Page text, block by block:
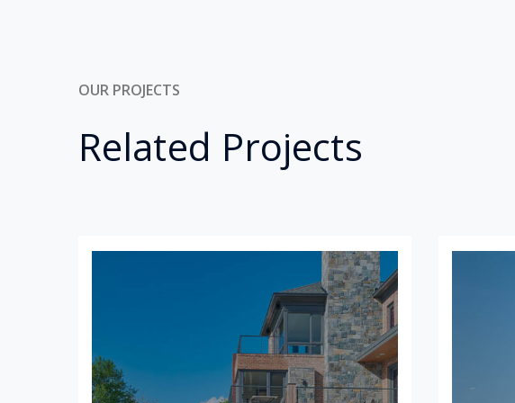
OUR PROJECTS
Related Projects